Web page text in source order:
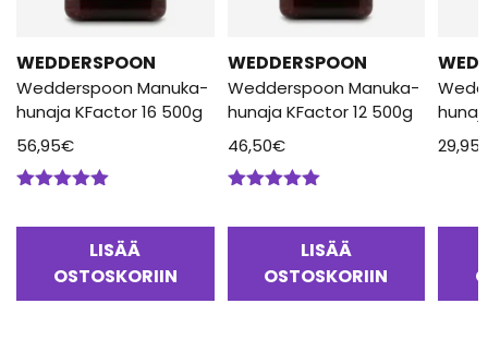
WEDDERSPOON
Wedderspoon Manuka-
hunaja KFactor 16 500g
56,95€
LISÄÄ
OSTOSKORIIN
WEDDERSPOON
Wedderspoon Manuka-
hunaja KFactor 12 500g
46,50€
LISÄÄ
OSTOSKORIIN
29,95